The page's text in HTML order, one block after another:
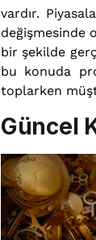
vardır.
değişmesinde
bir şekilde
bu konuda
toplarken
Güncel